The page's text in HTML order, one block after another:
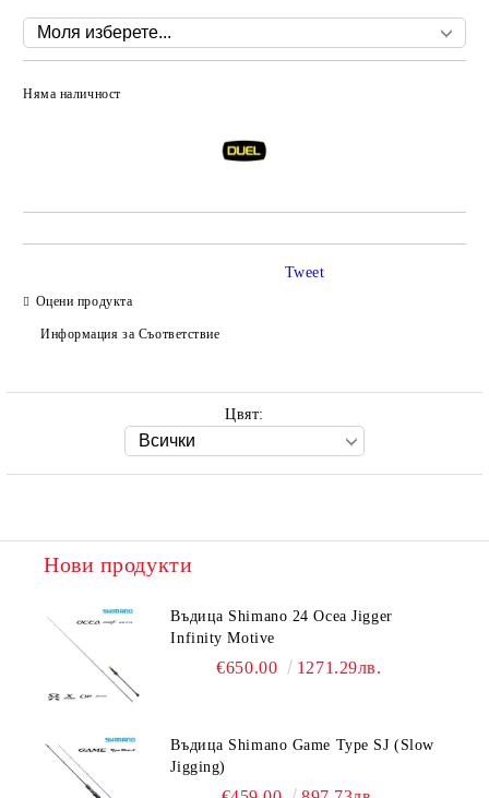
Няма наличност
Оцени продукта
Информация за Съответствие
Tweet
Цвят:
Нови продукти
Въдица Shimano 24 Ocea Jigger
Infinity Motive
€650.00 1271.29лв.
Въдица Shimano Game Type SJ (Slow
Jigging)